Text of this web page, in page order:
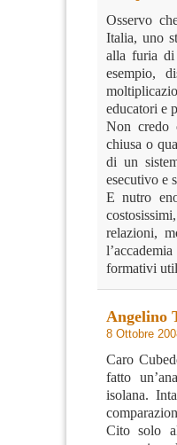
Osservo
Italia, uno
alla furia di
esempio,
educatori e
Non credo
chiusa o
di un
esecutivo e
E nutro
relazioni,
formativi
Angelino
8 Ottobre
Caro
fatto
isolana.
Cito solo